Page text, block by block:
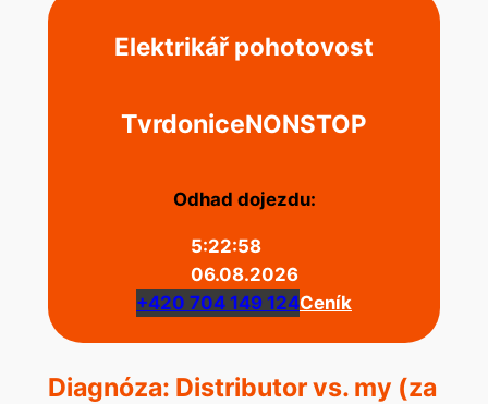
Elektrikář pohotovost
TvrdoniceNONSTOP
Odhad dojezdu:
5:22:58
06.08.2026
+420 704 149 124Ceník
Diagnóza: Distributor vs. my (za